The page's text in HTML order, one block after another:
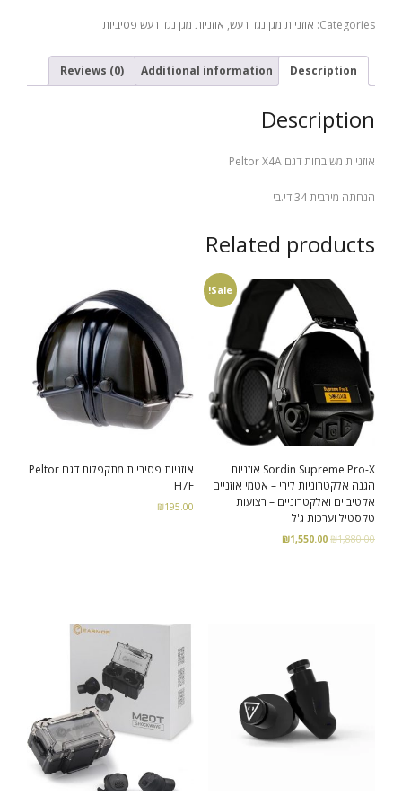
quantity
Categories: אוזניות מגן נגד רעש, אוזניות מגן נגד רעש פסיביות
Description
Additional information
Reviews (0)
Description
אוזניות משובחות דגם Peltor X4A
הנחתה מירבית 34 די.בי
Related products
Sale!
Sordin Supreme Pro-X אוזניות
הגנה אלקטרוניות לירי – אטמי אוזניים
אקטיביים ואלקטרוניים – רצועות
טקסטיל וערכות ג'ל
₪1,880.00
₪1,550.00
אוזניות פסיביות מתקפלות דגם Peltor
H7F
₪195.00